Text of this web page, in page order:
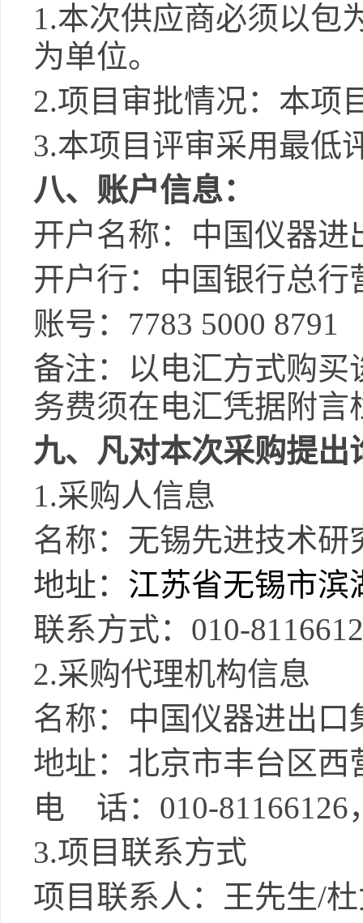
1.本次供应商必须以包
为单位。
2.项目审批情况：本项
3.本项目评审采用最低
八、账户信息：
开户名称：中国仪器进
开户行：中国银行总行
账号： 7783 5000 8791
备注：以电汇方式购
务费须在电汇凭据附
九、凡对本次采购提
1.采购人信息
名称：无锡先进技术研
地址： 江苏省无锡市滨
联系方式： 010-
2.采购代理机构信息
名称：中国仪器进出口
地址：北京市丰台区西
电 话： 010-81166126
3.项目联系方式
项目联系人：王先生/